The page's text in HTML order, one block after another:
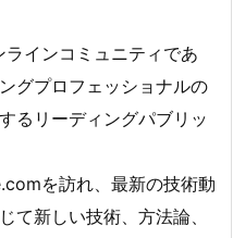
インコミュニティであ
グプロフェッショナルの
るリーディングパブリッ
を訪れ、最新の技術動
て新しい技術、方法論、